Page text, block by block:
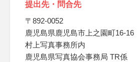
提出先・問合先
〒892-0052
鹿児島県鹿児島市上之園町16-16
村上写真事務所内
鹿児島県写真協会事務局 TR係